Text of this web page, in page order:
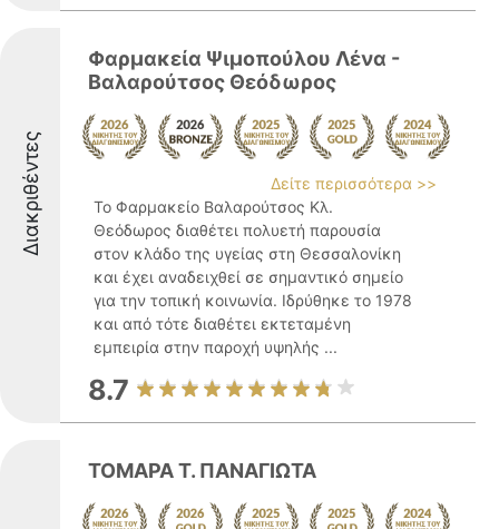
Διακριθέντες
Φαρμακεία Ψιμοπούλου Λένα -
Βαλαρούτσος Θεόδωρος
Δείτε περισσότερα >>
Το Φαρμακείο Βαλαρούτσος Κλ.
Θεόδωρος διαθέτει πολυετή παρουσία
στον κλάδο της υγείας στη Θεσσαλονίκη
και έχει αναδειχθεί σε σημαντικό σημείο
για την τοπική κοινωνία. Ιδρύθηκε το 1978
και από τότε διαθέτει εκτεταμένη
εμπειρία στην παροχή υψηλής ...
8.7
ΤΟΜΑΡΑ Τ. ΠΑΝΑΓΙΩΤΑ